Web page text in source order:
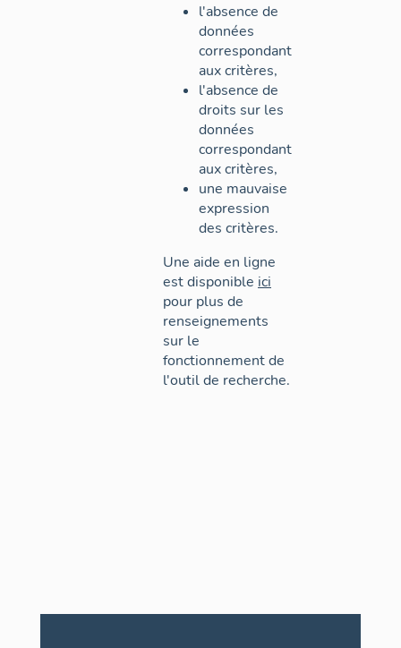
l'absence de
données
correspondant
aux critères,
l'absence de
droits sur les
données
correspondant
aux critères,
une mauvaise
expression
des critères.
Une aide en ligne
est disponible ici
pour plus de
renseignements
sur le
fonctionnement de
l'outil de recherche.